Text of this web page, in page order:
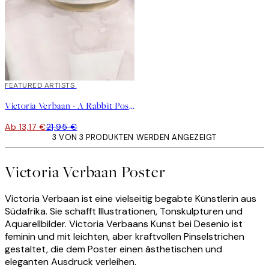
40%*
FEATURED ARTISTS
Victoria Verbaan - A Rabbit Poster
Ab 13,17 €21,95 €
3 VON 3 PRODUKTEN WERDEN ANGEZEIGT
Victoria Verbaan Poster
Victoria Verbaan ist eine vielseitig begabte Künstlerin aus
Südafrika. Sie schafft Illustrationen, Tonskulpturen und
Aquarellbilder. Victoria Verbaans Kunst bei Desenio ist
feminin und mit leichten, aber kraftvollen Pinselstrichen
gestaltet, die dem Poster einen ästhetischen und
eleganten Ausdruck verleihen.